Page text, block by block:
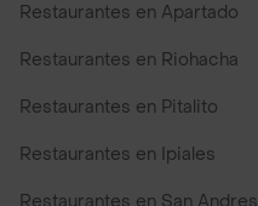
Restaurantes en Apartado
Restaurantes en Riohacha
Restaurantes en Pitalito
Restaurantes en Ipiales